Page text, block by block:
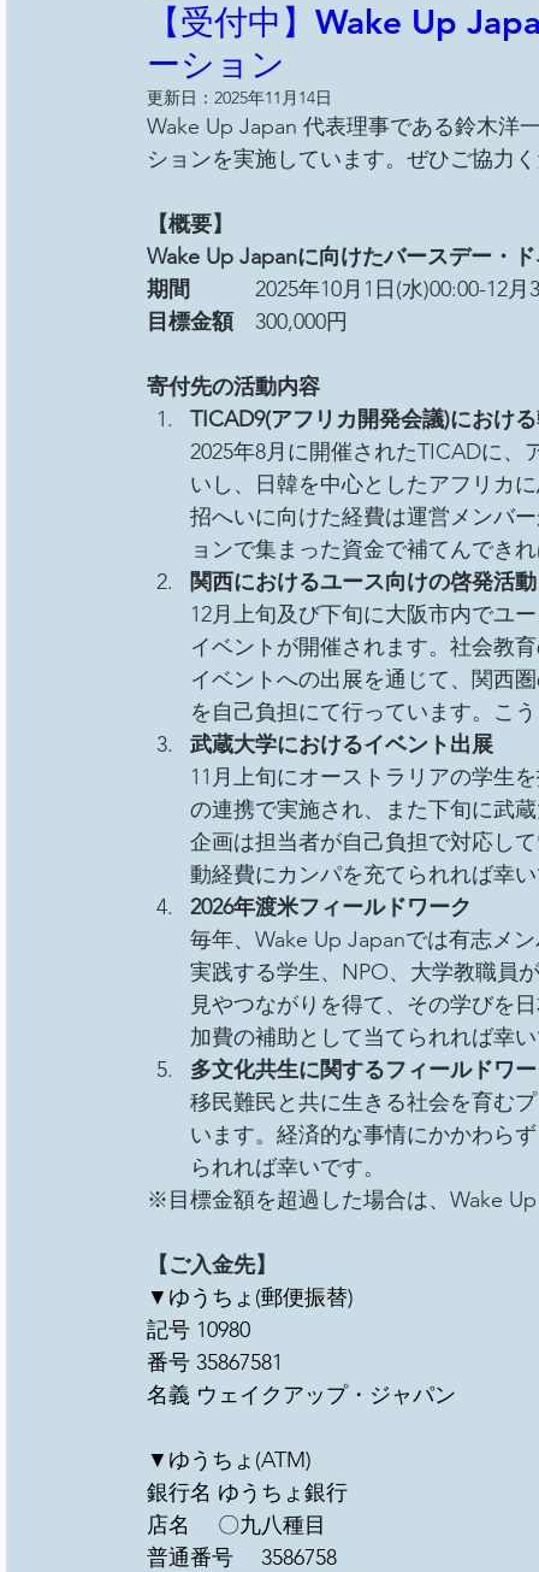
【受付中】Wake Up
ーション
更新日： 2025年11月14日
Wake Up Japan 代表理事である鈴木洋
ションを実施しています。ぜひご協力
【概要】
Wake Up Japanに向けたバースデー・
期間 2025年10月1日(水)00:00-12月
目標金額 300,000円
寄付先の活動内容
TICAD9(アフリカ開発会議)におけ
2025年8月に開催されたTICADに
いし、日韓を中心としたアフリカ
招へいに向けた経費は運営メンバ
ョンで集まった資金で補てんでき
関西におけるユース向けの啓発活動
12月上旬及び下旬に大阪市内でユ
イベントが開催されます。社会教
イベントへの出展を通じて、関西
を自己負担にて行っています。こ
武蔵大学におけるイベント出展
11月上旬にオーストラリアの学生
の連携で実施され、また下旬に武
企画は担当者が自己負担で対応し
動経費にカンパを充てられれば幸
2026年渡米フィールドワーク
毎年、Wake Up Japanでは有志メ
実践する学生、NPO、大学教職員
見やつながりを得て、その学びを
加費の補助として当てられれば幸
多文化共生に関するフィールドワ
移民難民と共に生きる社会を育む
います。経済的な事情にかかわら
られれば幸いです。
※目標金額を超過した場合は、Wake
【ご入金先】
▼ゆうちょ(郵便振替)
記号 10980
番号 35867581
名義 ウェイクアップ・ジャパン
▼ゆうちょ(ATM)
銀行名 ゆうちょ銀行
店名　 〇九八種目
普通番号　 3586758